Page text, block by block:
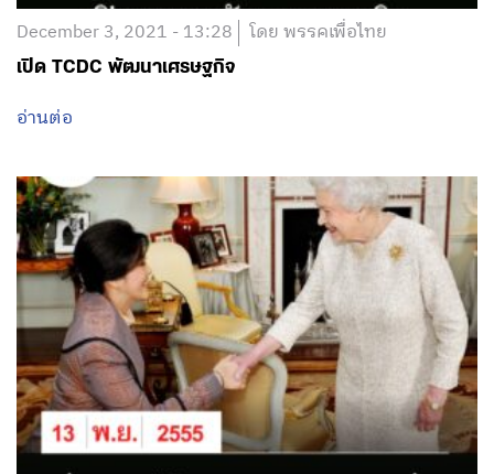
December 3, 2021 - 13:28 โดย พรรคเพื่อไทย
เปิด TCDC พัฒนาเศรษฐกิจ
อ่านต่อ